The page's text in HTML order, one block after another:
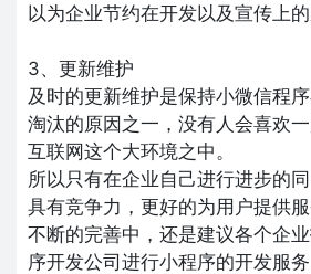
以为企业节约在开发以及宣传上的
3、更新维护
及时的更新维护是保持小微信程
淘汰的原因之一，没有人会喜欢
互联网这个大环境之中。
所以只有在企业自己进行进步的
具有竞争力，更好的为用户提供
不断的完善中，还是建议各个企
序开发公司进行小程序的开发服